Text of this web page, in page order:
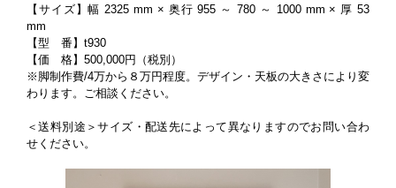
【サイズ】幅 2325 mm × 奥行 955 ～ 780 ～ 1000 mm × 厚 53
mm
【型 番】t930
【価 格】500,000円（税別）
※脚制作費/4万から８万円程度。デザイン・天板の大きさにより変
わります。ご相談ください。
＜送料別途＞サイズ・配送先によって異なりますのでお問い合わ
せください。